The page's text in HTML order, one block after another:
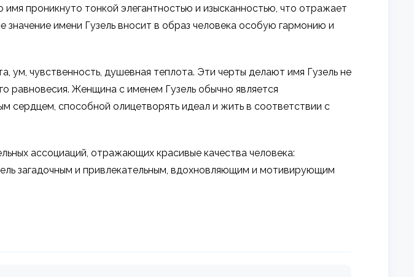
имя проникнуто тонкой элегантностью и изысканностью, что отражает
имени Гузель вносит в образ человека особую гармонию и
ум, чувственность, душевная теплота. Эти черты делают имя Гузель не
равновесия. Женщина с именем Гузель обычно является
сердцем, способной олицетворять идеал и жить в соответствии с
ассоциаций, отражающих красивые качества человека:
загадочным и привлекательным, вдохновляющим и мотивирующим